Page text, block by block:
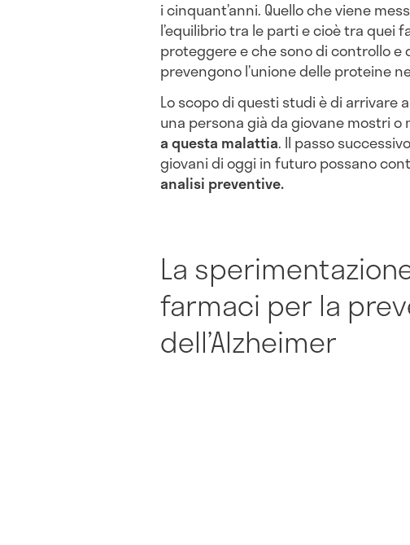
i cinquant’anni. Quello che viene
l’equilibrio tra le parti e cioè tra quei
proteggere e che sono di controllo e
prevengono l’unione delle proteine
Lo scopo di questi studi è di arrivare
una persona già da giovane mostri o
a questa malattia. Il passo
giovani di oggi in futuro possano
analisi preventive.
La
farmaci per la
dell’Alzheimer